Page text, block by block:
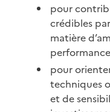
pour
crédibles
matière
pour
techniques
et de